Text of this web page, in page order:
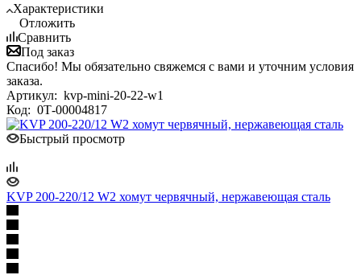
Характеристики
Отложить
Сравнить
Под заказ
Спасибо! Мы обязательно свяжемся с вами и уточним условия
заказа.
Артикул: kvp-mini-20-22-w1
Код: 0Т-00004817
Быстрый просмотр
KVP 200-220/12 W2 хомут червячный, нержавеющая сталь